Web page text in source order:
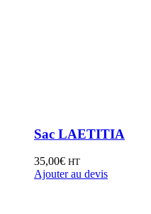
Sac LAETITIA
35,00€ HT
Ajouter au devis